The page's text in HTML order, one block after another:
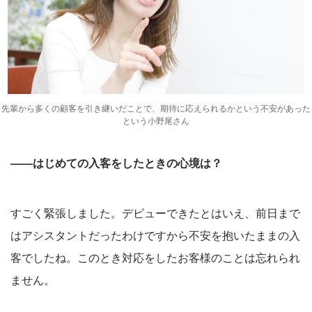
先輩から多くの顧客を引き継いだことで、期待に応えられるかという不安があった
という小野尾さん
――はじめての入客をしたときの心境は？
すごく緊張しました。デビューできたとはいえ、前日まで
はアシスタントだったわけですから不安を抱いたままの入
客でしたね。このとき対応をしたお客様のことは忘れられ
ません。